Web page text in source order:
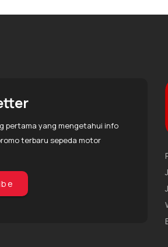
pertama yang mengetahui info
terbaru sepeda motor